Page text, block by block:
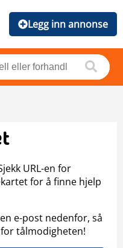
Legg inn annonse
URL-en for
for å finne hjelp
e-post nedenfor, så
tålmodigheten!